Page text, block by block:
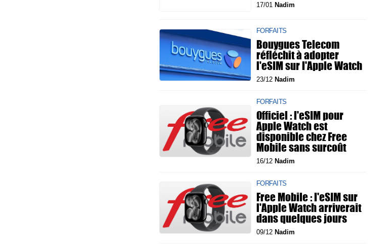
17/01 Nadim
FORFAITS
Bouygues Telecom
réfléchit à adopter
l'eSIM sur l'Apple Watch
23/12 Nadim
FORFAITS
Officiel : l'eSIM pour
Apple Watch est
disponible chez Free
Mobile sans surcoût
16/12 Nadim
FORFAITS
Free Mobile : l'eSIM sur
l'Apple Watch arriverait
dans quelques jours
09/12 Nadim